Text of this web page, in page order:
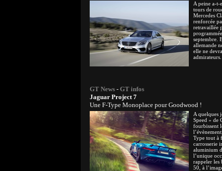
A peine a-t-
tours de
Mercedes
renforcée
retravaillée
septembre.
allemande
elle ne
admirateurs.
GT News - GT infos
Jaguar Project 7
Une F-Type Monoplace pour Goodwood !
A quelques
Speed » de
fourbissent
Type tout à
carrosserie
aluminium
l’unique
rappeler les
50, à